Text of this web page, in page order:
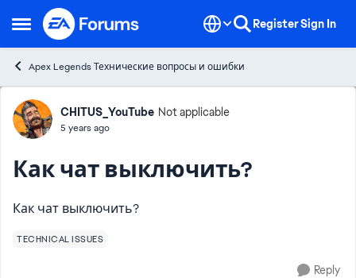
Open Side Menu
Skip to content RegisterSign In
Apex Legends Технические вопросы и ошибки
Forum Discussion
CHITUS_YouTube Not applicable
5 years ago
Как чат выключить?
Как чат выключить?
TECHNICAL ISSUES
Reply